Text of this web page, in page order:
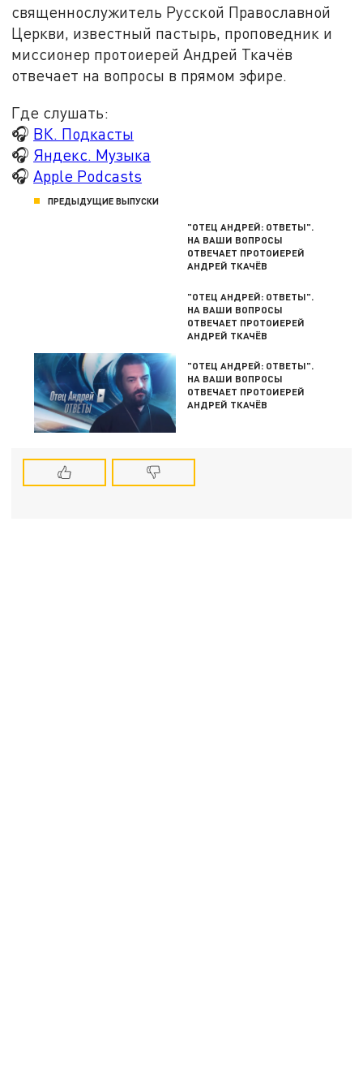
священнослужитель Русской Православной
Церкви, известный пастырь, проповедник и
миссионер протоиерей Андрей Ткачёв
отвечает на вопросы в прямом эфире.
Где слушать:
🎧 ВК. Подкасты
🎧 Яндекс. Музыка
🎧Apple Podcasts
ПРЕДЫДУЩИЕ ВЫПУСКИ
"ОТЕЦ АНДРЕЙ: ОТВЕТЫ".
НА ВАШИ ВОПРОСЫ
ОТВЕЧАЕТ ПРОТОИЕРЕЙ
АНДРЕЙ ТКАЧЁВ
"ОТЕЦ АНДРЕЙ: ОТВЕТЫ".
НА ВАШИ ВОПРОСЫ
ОТВЕЧАЕТ ПРОТОИЕРЕЙ
АНДРЕЙ ТКАЧЁВ
"ОТЕЦ АНДРЕЙ: ОТВЕТЫ".
НА ВАШИ ВОПРОСЫ
ОТВЕЧАЕТ ПРОТОИЕРЕЙ
АНДРЕЙ ТКАЧЁВ